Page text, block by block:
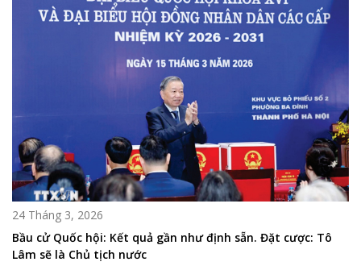
24 Tháng 3, 2026
Bầu cử Quốc hội: Kết quả gần như định sẵn. Đặt cược: Tô
Lâm sẽ là Chủ tịch nước